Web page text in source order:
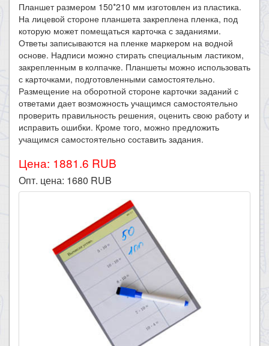
Планшет размером 150*210 мм изготовлен из пластика.
На лицевой стороне планшета закреплена пленка, под
которую может помещаться карточка с заданиями.
Ответы записываются на пленке маркером на водной
основе. Надписи можно стирать специальным ластиком,
закрепленным в колпачке. Планшеты можно использовать
с карточками, подготовленными самостоятельно.
Размещение на оборотной стороне карточки заданий с
ответами дает возможность учащимся самостоятельно
проверить правильность решения, оценить свою работу и
исправить ошибки. Кроме того, можно предложить
учащимся самостоятельно составить задания.
Цена: 1881.6 RUB
Опт. цена: 1680 RUB